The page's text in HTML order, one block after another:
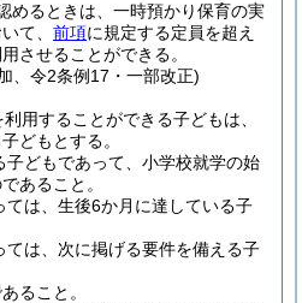
めるときは、一時預かり保育の実
て、 前項に規定する定員を超え
させることができる。
、令2条例17・一部改正)
用することができる子どもは、
どもとする。
子どもであって、小学校就学の始
あること。
ては、生後6か月に達している子
ては、次に掲げる要件を備える子
ること。